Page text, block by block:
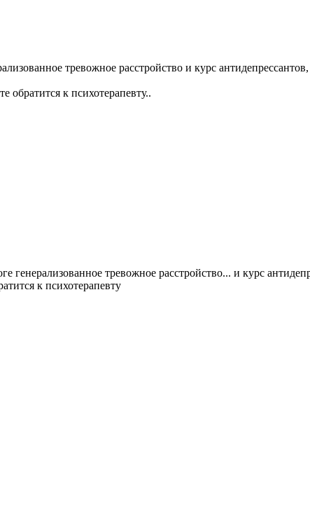
тревожное расстройство и курс
к психотерапевту..
генерализованное тревожное расстройство... и курс
к психотерапевту